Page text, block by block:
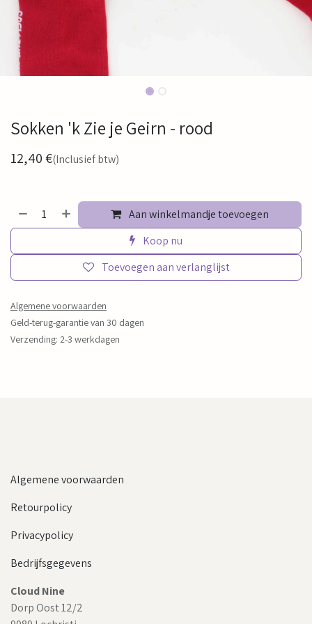
Sokken 'k Zie je Geirn - rood
12,40€(Inclusief btw)
Aan winkelmandje toevoegen
Koop nu
Toevoegen aan verlanglijst
Algemene voorwaarden
Geld-terug-garantie van 30 dagen
Verzending: 2-3 werkdagen
Algemene voorwaarden
Retourpolicy
Privacypolicy
Bedrijfsgegevens
Cloud Nine
Dorp Oost 12/2